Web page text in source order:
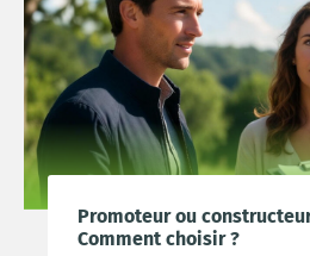
Promoteur ou
Comment choisir ?